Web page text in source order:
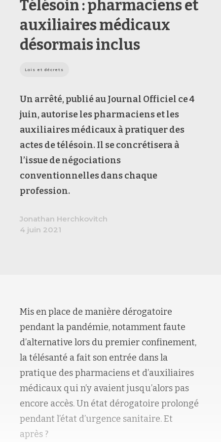
Télésoin : pharmaciens et
auxiliaires médicaux
désormais inclus
Lois et décrets
Un arrêté, publié au Journal Officiel ce 4
juin, autorise les pharmaciens et les
auxiliaires médicaux à pratiquer des
actes de télésoin. Il se concrétisera à
l’issue de négociations
conventionnelles dans chaque
profession.
Jonathan Herchkovitch
4 juin 2021
Mis en place de manière dérogatoire
pendant la pandémie, notamment faute
d’alternative lors du premier confinement,
la télésanté a fait son entrée dans la
pratique des pharmaciens et d’auxiliaires
médicaux qui n’y avaient jusqu’alors pas
encore accès. Un état dérogatoire prolongé
pendant l’état d’urgence sanitaire. Et
après ?